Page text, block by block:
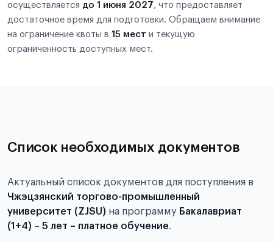
осуществляется до 1 июня 2027, что предоставляет
достаточное время для подготовки. Обращаем внимание
на ограничение квоты в 15 мест и текущую
ограниченность доступных мест.
Список необходимых документов
Актуальный список документов для поступления в
Чжэцзянский торгово-промышленный
университет (ZJSU) на программу Бакалавриат
(1+4) – 5 лет – платное обучение.